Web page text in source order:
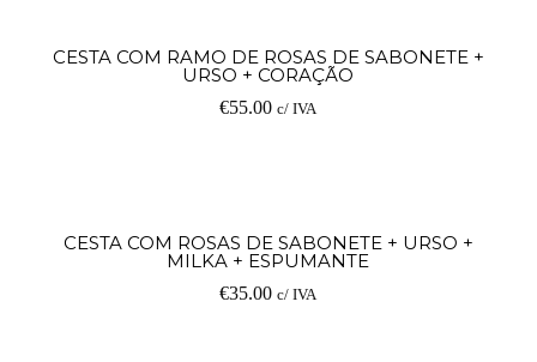
CESTA COM RAMO DE ROSAS DE SABONETE +
URSO + CORAÇÃO
€55.00 c/ IVA
CESTA COM ROSAS DE SABONETE + URSO +
MILKA + ESPUMANTE
€35.00 c/ IVA